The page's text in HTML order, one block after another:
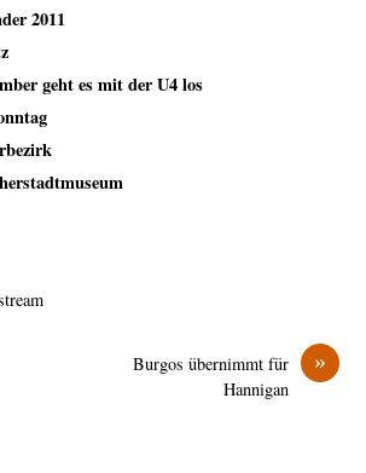
2011
geht es mit der U4 los
»
Burgos übernimmt für
Hannigan